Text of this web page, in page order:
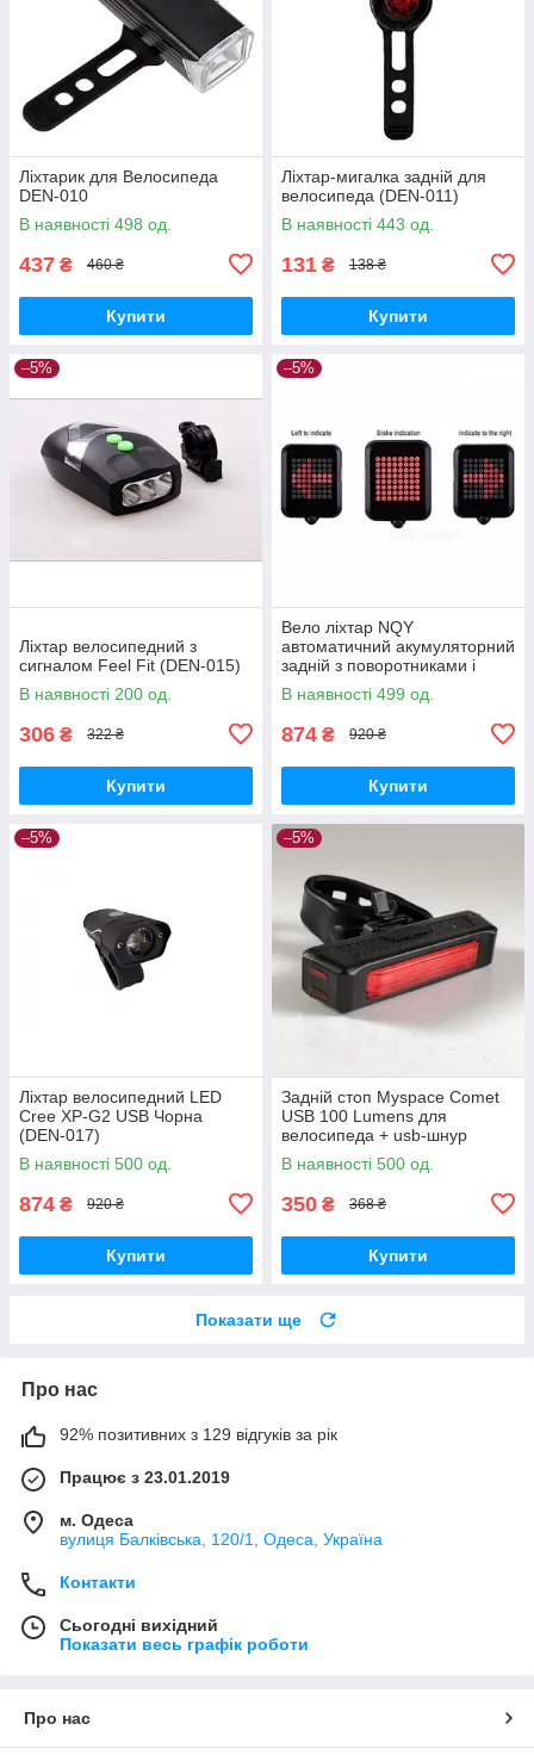
Ліхтарик для Велосипеда
DEN-010
В наявності 498 од.
437 ₴ 460 ₴
Купити
Ліхтар-мигалка задній для
велосипеда (DEN-011)
В наявності 443 од.
131 ₴ 138 ₴
Купити
–5%
Ліхтар велосипедний з
сигналом Feel Fit (DEN-015)
В наявності 200 од.
306 ₴ 322 ₴
Купити
–5%
Вело ліхтар NQY
автоматичний акумуляторний
задній з поворотниками і
лазерної доріжкою (DEN-016)
В наявності 499 од.
874 ₴ 920 ₴
Купити
–5%
Ліхтар велосипедний LED
Cree XP-G2 USB Чорна
(DEN-017)
В наявності 500 од.
874 ₴ 920 ₴
Купити
–5%
Задній стоп Myspace Comet
USB 100 Lumens для
велосипеда + usb-шнур
(DEN-019)
В наявності 500 од.
350 ₴ 368 ₴
Купити
Показати ще
Про нас
92% позитивних з 129 відгуків за рік
Працює з 23.01.2019
м. Одеса
вулиця Балківська, 120/1, Одеса, Україна
Контакти
Сьогодні вихідний
Показати весь графік роботи
Про нас